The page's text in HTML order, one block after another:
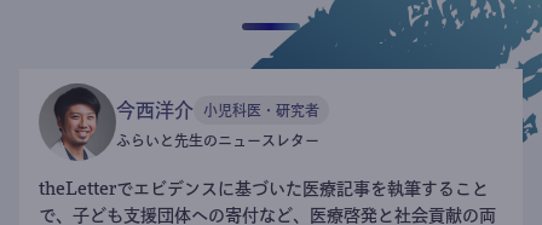
今西洋介 小児科医・研究者
ふらいと先生のニュースレター
theLetterでエビデンスに基づいた医療記事を執筆すること
で、子ども支援団体への寄付など、医療啓発と社会貢献の両